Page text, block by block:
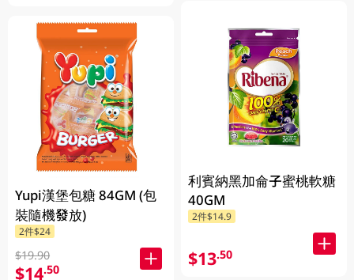
Yupi漢堡包糖 84GM (包
裝隨機發放)
2件$24
$19.90
$14.50
利賓納黑加侖子蜜桃軟糖
40GM
2件$14.9
$13.50